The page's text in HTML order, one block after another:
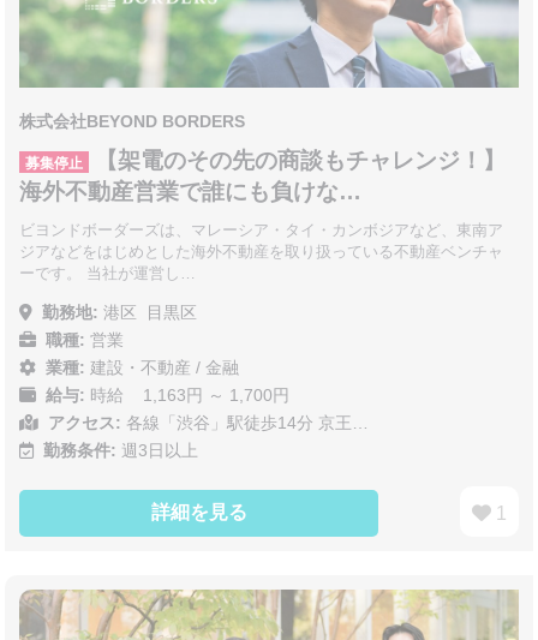
株式会社BEYOND BORDERS
募集停止
【架電のその先の商談もチャレンジ！】
海外不動産営業で誰にも負けな…
ビヨンドボーダーズは、マレーシア・タイ・カンボジアなど、東南ア
ジアなどをはじめとした海外不動産を取り扱っている不動産ベンチャ
ーです。 当社が運営し…
勤務地: 港区
目黒区
職種: 営業
業種: 建設・不動産 /金融
給与: 時給 1,163円 ～ 1,700円
アクセス: 各線「渋谷」駅徒歩14分 京王…
勤務条件: 週3日以上
詳細を見る 1